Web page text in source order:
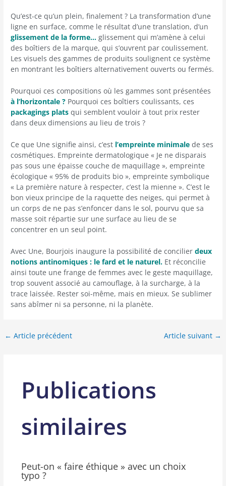
Qu’est-ce qu’un plein, finalement ? La transformation d’une
ligne en surface, comme le résultat d’une translation, d’un
glissement de la forme… glissement qui m’amène à celui
des boîtiers de la marque, qui s’ouvrent par coulissement.
Les visuels des gammes de produits soulignent ce système
en montrant les boîtiers alternativement ouverts ou fermés.
Pourquoi ces compositions où les gammes sont présentées
à l’horizontale ? Pourquoi ces boîtiers coulissants, ces
packagings platsqui semblent vouloir à tout prix rester
dans deux dimensions au lieu de trois ?
Ce que Une signifie ainsi, c’est l’empreinte minimale de ses
cosmétiques. Empreinte dermatologique « Je ne disparais
pas sous une épaisse couche de maquillage », empreinte
écologique « 95% de produits bio », empreinte symbolique
« La première nature à respecter, c’est la mienne ». C’est le
bon vieux principe de la raquette des neiges, qui permet à
un corps de ne pas s’enfoncer dans le sol, pourvu que sa
masse soit répartie sur une surface au lieu de se
concentrer en un seul point.
Avec Une, Bourjois inaugure la possibilité de concilierdeux
notions antinomiques : le fard et le naturel. Et réconcilie
ainsi toute une frange de femmes avec le geste maquillage,
trop souvent associé au camouflage, à la surcharge, à la
trace laissée. Rester soi-même, mais en mieux. Se sublimer
sans abîmer ni sa personne, ni la planète.
← Article précédent Article suivant →
Publications
similaires
Peut-on « faire éthique » avec un choix
typo ?